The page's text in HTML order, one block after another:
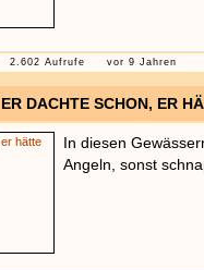
2.602 Aufrufe vor 9 Jahren
ER DACHTE SCHON, ER
In diesen
Angeln, sonst